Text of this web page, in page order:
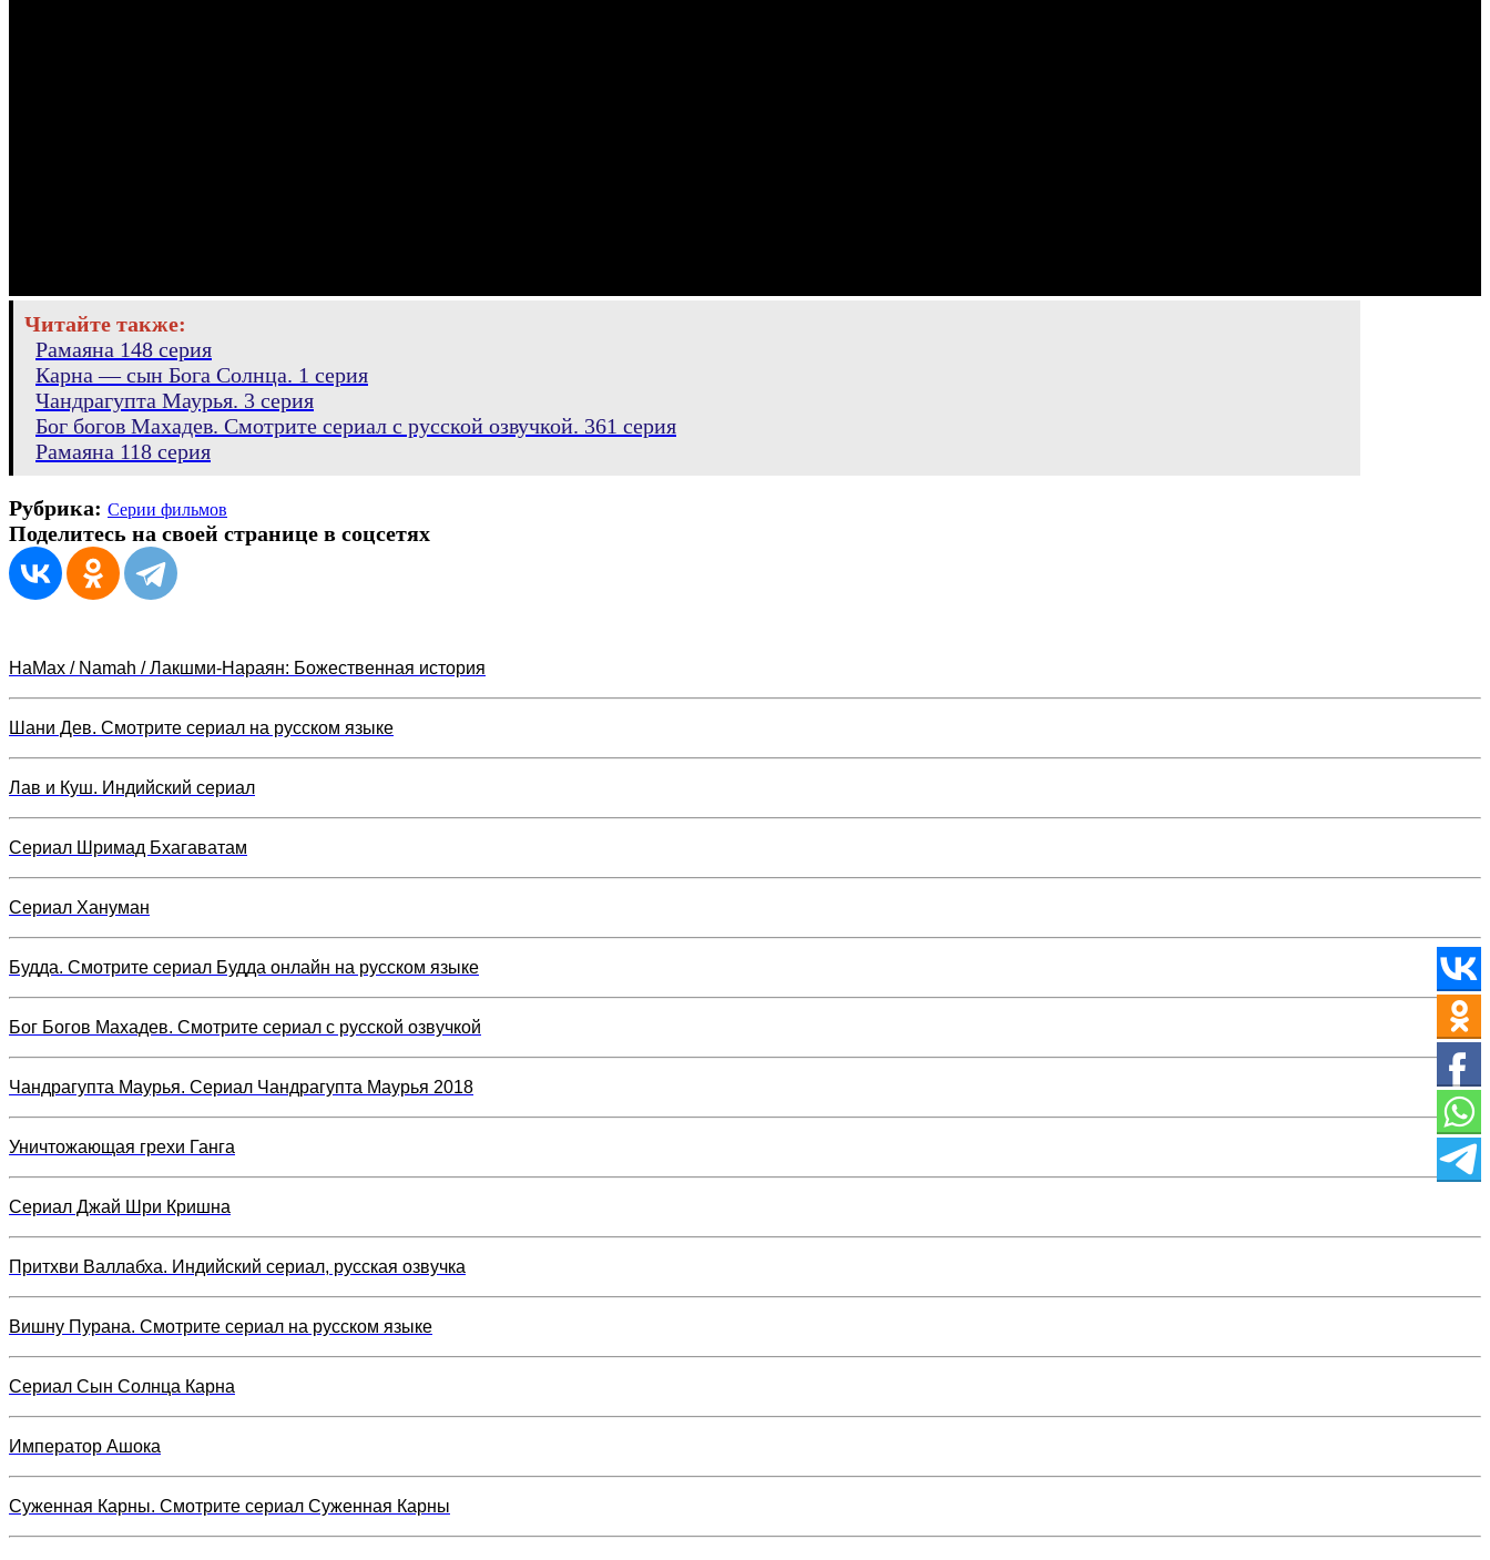
Читайте также:
Рамаяна 148 серия
Карна — сын Бога Солнца. 1 серия
Чандрагупта Маурья. 3 серия
Бог богов Махадев. Смотрите сериал с русской озвучкой. 361 серия
Рамаяна 118 серия
Рубрика: Серии фильмов
Поделитесь на своей странице в соцсетях
НаМах / Namah / Лакшми-Нараян: Божественная история
Шани Дев. Смотрите сериал на русском языке
Лав и Куш. Индийский сериал
Сериал Шримад Бхагаватам
Сериал Хануман
Будда. Смотрите сериал Будда онлайн на русском языке
Бог Богов Махадев. Смотрите сериал с русской озвучкой
Чандрагупта Маурья. Сериал Чандрагупта Маурья 2018
Уничтожающая грехи Ганга
Сериал Джай Шри Кришна
Притхви Валлабха. Индийский сериал, русская озвучка
Вишну Пурана. Смотрите сериал на русском языке
Сериал Сын Солнца Карна
Император Ашока
Суженная Карны. Смотрите сериал Суженная Карны